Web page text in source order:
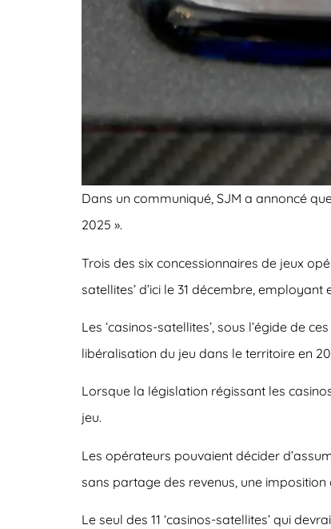
Dans un communiqué, SJM a annoncé
2025 ».
Trois des six concessionnaires de jeux
satellites’ d’ici le 31 décembre,
Les ‘casinos-satellites’, sous l’égide de
libéralisation du jeu dans le territoire en
Lorsque la législation régissant les
jeu.
Les opérateurs pouvaient décider
sans partage des revenus, une
Le seul des 11 ‘casinos-satellites’ qui